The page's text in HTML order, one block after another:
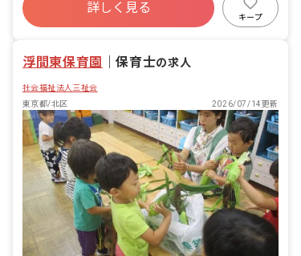
寮・住宅・家賃補助あり
社会保険完備
産休育休制度
詳しく見る
キープ
浮間東保育園 ｜保育士の求人
社会福祉法人三祉会
東京都/北区
2026/07/14更新